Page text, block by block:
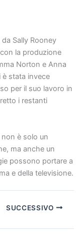
Sally Rooney
la produzione
Norton e Anna
è stata invece
per il suo lavoro in
i restanti
è solo un
ma anche un
possono portare a
e della televisione.
SUCCESSIVO